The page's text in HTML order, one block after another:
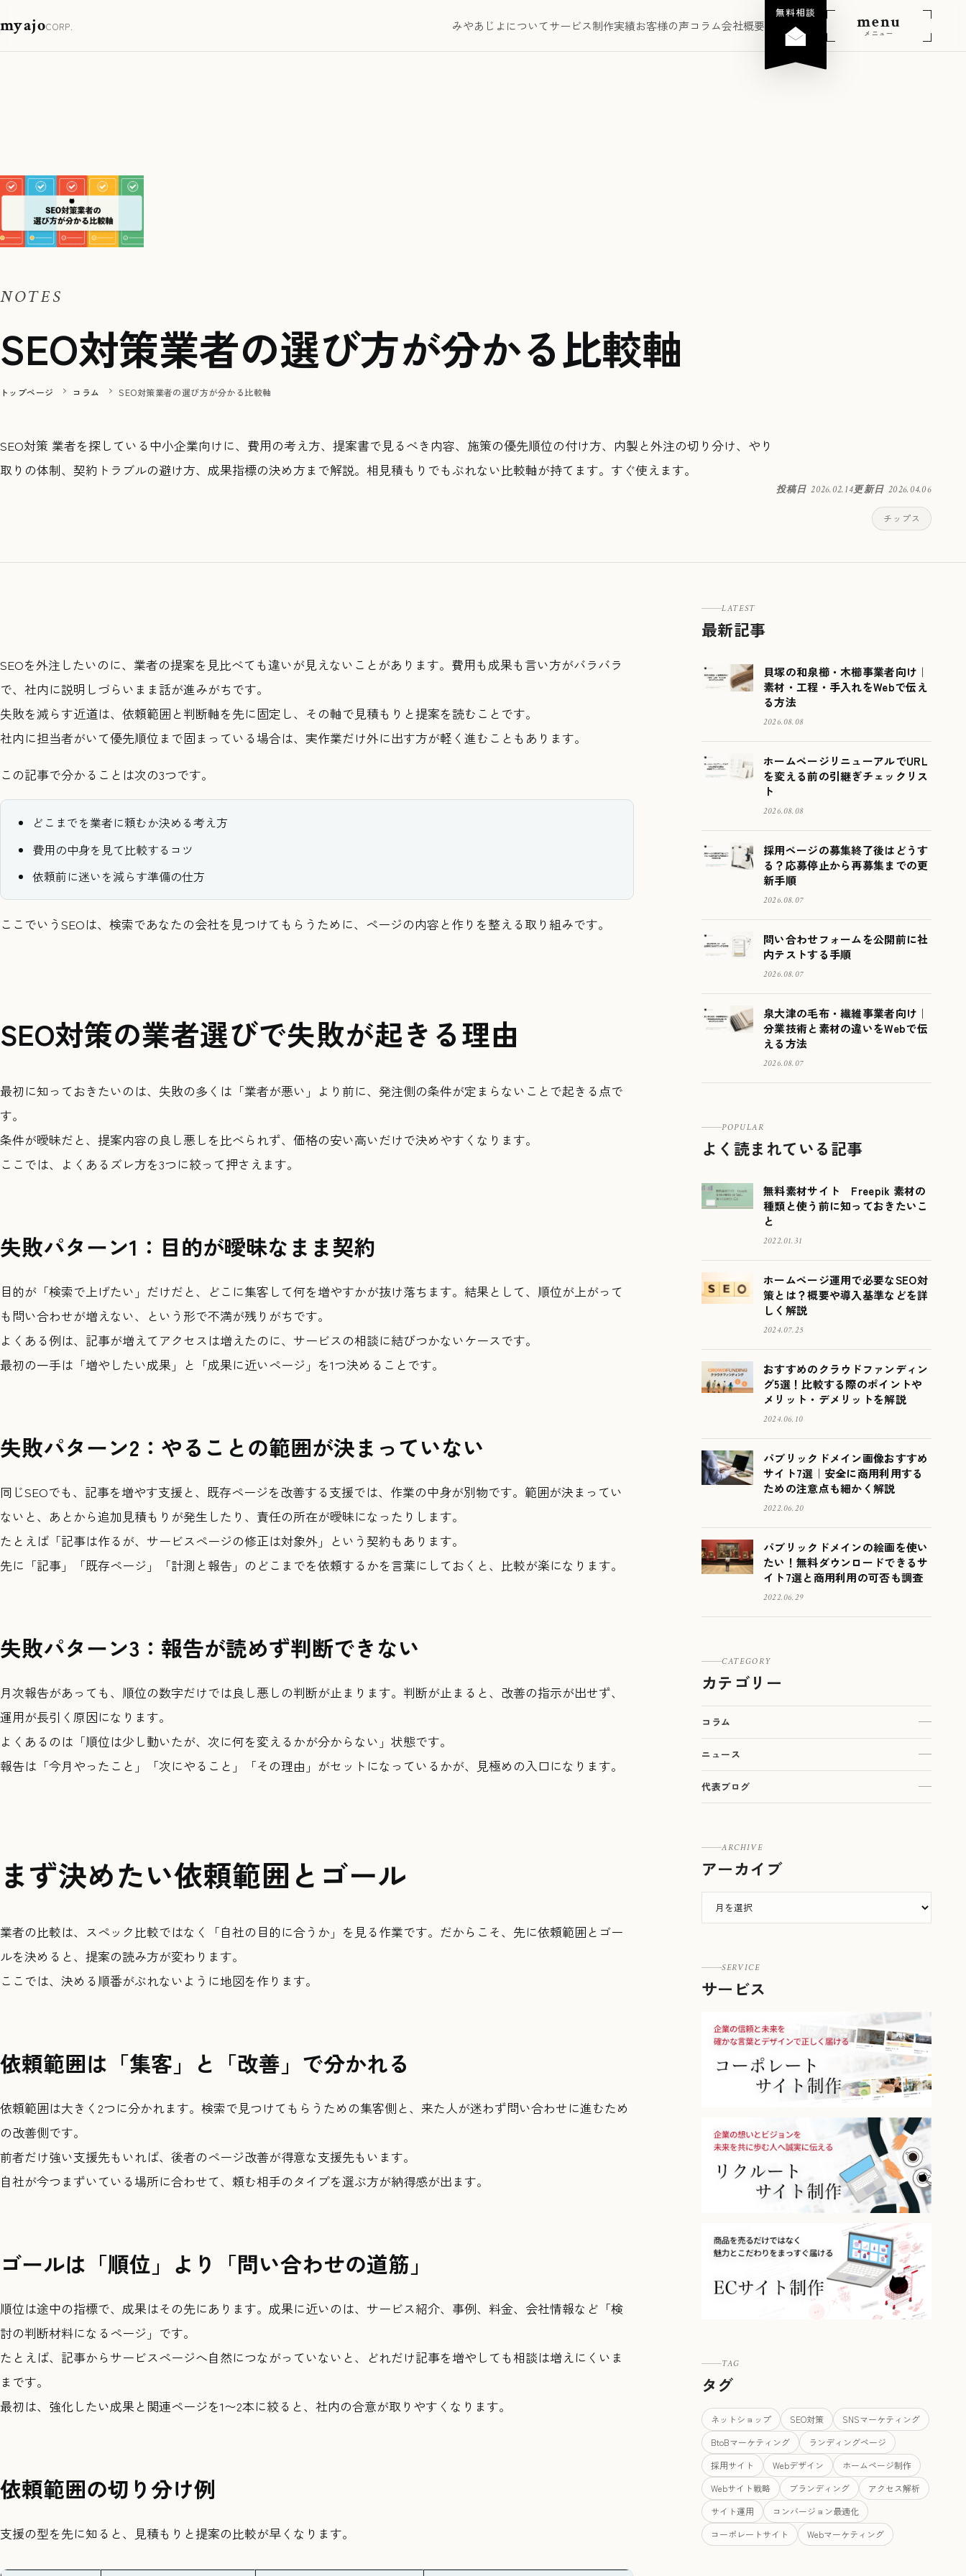
myajoCORP. みやあじよについてサービス制作実績お客様の声コラム会社概要
無料相談 menu
メニュー
NOTES
SEO対策業者の選び方が分かる比較軸
トップページ コラム SEO対策業者の選び方が分かる比較軸
SEO対策 業者を探している中小企業向けに、費用の考え方、提案書で見るべき内容、施策の優先順位の付け方、内製と外注の切り分け、やり
取りの体制、契約トラブルの避け方、成果指標の決め方まで解説。相見積もりでもぶれない比較軸が持てます。すぐ使えます。
投稿日 2026.02.14更新日 2026.04.06
チップス
SEOを外注したいのに、業者の提案を見比べても違いが見えないことがあります。費用も成果も言い方がバラバラ
で、社内に説明しづらいまま話が進みがちです。
失敗を減らす近道は、依頼範囲と判断軸を先に固定し、その軸で見積もりと提案を読むことです。
社内に担当者がいて優先順位まで固まっている場合は、実作業だけ外に出す方が軽く進むこともあります。
この記事で分かることは次の3つです。
どこまでを業者に頼むか決める考え方
費用の中身を見て比較するコツ
依頼前に迷いを減らす準備の仕方
ここでいうSEOは、検索であなたの会社を見つけてもらうために、ページの内容と作りを整える取り組みです。
SEO対策の業者選びで失敗が起きる理由
最初に知っておきたいのは、失敗の多くは「業者が悪い」より前に、発注側の条件が定まらないことで起きる点で
す。
条件が曖昧だと、提案内容の良し悪しを比べられず、価格の安い高いだけで決めやすくなります。
ここでは、よくあるズレ方を3つに絞って押さえます。
失敗パターン1：目的が曖昧なまま契約
目的が「検索で上げたい」だけだと、どこに集客して何を増やすかが抜け落ちます。結果として、順位が上がって
も問い合わせが増えない、という形で不満が残りがちです。
よくある例は、記事が増えてアクセスは増えたのに、サービスの相談に結びつかないケースです。
最初の一手は「増やしたい成果」と「成果に近いページ」を1つ決めることです。
失敗パターン2：やることの範囲が決まっていない
同じSEOでも、記事を増やす支援と、既存ページを改善する支援では、作業の中身が別物です。範囲が決まってい
ないと、あとから追加見積もりが発生したり、責任の所在が曖昧になったりします。
たとえば「記事は作るが、サービスページの修正は対象外」という契約もあります。
先に「記事」「既存ページ」「計測と報告」のどこまでを依頼するかを言葉にしておくと、比較が楽になります。
失敗パターン3：報告が読めず判断できない
月次報告があっても、順位の数字だけでは良し悪しの判断が止まります。判断が止まると、改善の指示が出せず、
運用が長引く原因になります。
よくあるのは「順位は少し動いたが、次に何を変えるかが分からない」状態です。
報告は「今月やったこと」「次にやること」「その理由」がセットになっているかが、見極めの入口になります。
まず決めたい依頼範囲とゴール
業者の比較は、スペック比較ではなく「自社の目的に合うか」を見る作業です。だからこそ、先に依頼範囲とゴー
ルを決めると、提案の読み方が変わります。
ここでは、決める順番がぶれないように地図を作ります。
依頼範囲は「集客」と「改善」で分かれる
依頼範囲は大きく2つに分かれます。検索で見つけてもらうための集客側と、来た人が迷わず問い合わせに進むため
の改善側です。
前者だけ強い支援先もいれば、後者のページ改善が得意な支援先もいます。
自社が今つまずいている場所に合わせて、頼む相手のタイプを選ぶ方が納得感が出ます。
ゴールは「順位」より「問い合わせの道筋」
順位は途中の指標で、成果はその先にあります。成果に近いのは、サービス紹介、事例、料金、会社情報など「検
討の判断材料になるページ」です。
たとえば、記事からサービスページへ自然につながっていないと、どれだけ記事を増やしても相談は増えにくいま
まです。
最初は、強化したい成果と関連ページを1〜2本に絞ると、社内の合意が取りやすくなります。
依頼範囲の切り分け例
支援の型を先に知ると、見積もりと提案の比較が早くなります。
LATEST
最新記事
貝塚の和泉櫛・木櫛事業者向け｜
素材・工程・手入れをWebで伝え
る方法
2026.08.08
ホームページリニューアルでURL
を変える前の引継ぎチェックリス
ト
2026.08.08
採用ページの募集終了後はどうす
る？応募停止から再募集までの更
新手順
2026.08.07
問い合わせフォームを公開前に社
内テストする手順
2026.08.07
泉大津の毛布・繊維事業者向け｜
分業技術と素材の違いをWebで伝
える方法
2026.08.07
POPULAR
よく読まれている記事
無料素材サイト Freepik 素材の
種類と使う前に知っておきたいこ
と
2022.01.31
ホームページ運用で必要なSEO対
策とは？概要や導入基準などを詳
しく解説
2024.07.25
おすすめのクラウドファンディン
グ5選！比較する際のポイントや
メリット・デメリットを解説
2024.06.10
パブリックドメイン画像おすすめ
サイト7選｜安全に商用利用する
ための注意点も細かく解説
2022.06.20
パブリックドメインの絵画を使い
たい！無料ダウンロードできるサ
イト7選と商用利用の可否も調査
2022.06.29
CATEGORY
カテゴリー
コラム
ニュース
代表ブログ
ARCHIVE
アーカイブ
SERVICE
サービス
TAG
タグ
ネットショップ SEO対策
SNSマーケティング
BtoBマーケティング
ランディングページ
採用サイト
Webデザイン
ホームページ制作
Webサイト戦略
ブランディング
アクセス解析
サイト運用
コンバージョン最適化
コーポレートサイト
Webマーケティング